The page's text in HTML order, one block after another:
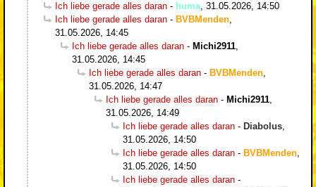
Ich liebe gerade alles daran - huma, 31.05.2026, 14:50
Ich liebe gerade alles daran - BVBMenden,
31.05.2026, 14:45
Ich liebe gerade alles daran - Michi2911,
31.05.2026, 14:45
Ich liebe gerade alles daran - BVBMenden,
31.05.2026, 14:47
Ich liebe gerade alles daran - Michi2911,
31.05.2026, 14:49
Ich liebe gerade alles daran - Diabolus,
31.05.2026, 14:50
Ich liebe gerade alles daran - BVBMenden,
31.05.2026, 14:50
Ich liebe gerade alles daran -